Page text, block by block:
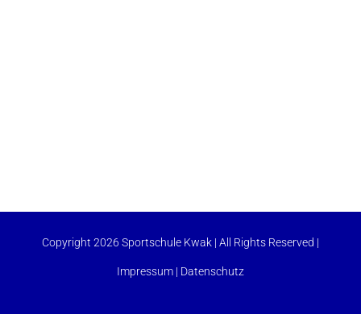
Copyright 2026 Sportschule Kwak | All Rights Reserved |
Impressum | Datenschutz